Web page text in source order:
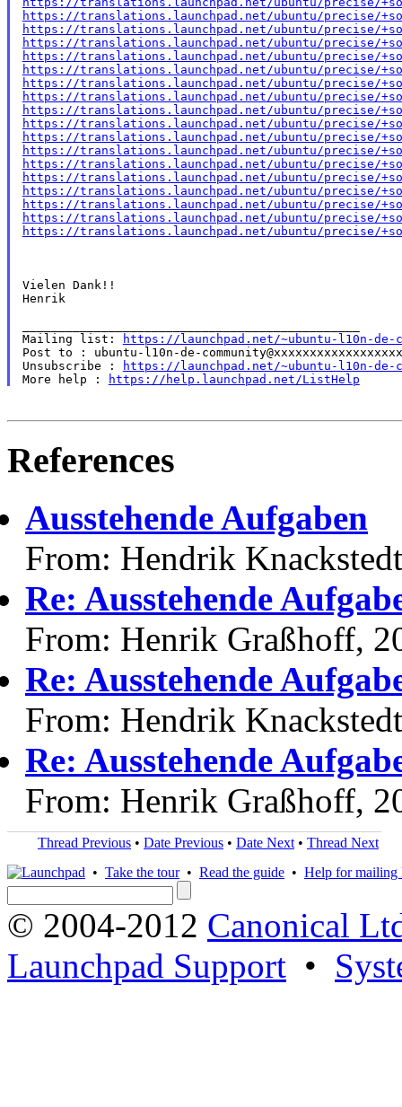
https://translations.launchpad.net/ubuntu/precise/
https://translations.launchpad.net/ubuntu/precise/
https://translations.launchpad.net/ubuntu/precise/
https://translations.launchpad.net/ubuntu/precise/
https://translations.launchpad.net/ubuntu/precise/
https://translations.launchpad.net/ubuntu/precise/
https://translations.launchpad.net/ubuntu/precise/
https://translations.launchpad.net/ubuntu/precise/
https://translations.launchpad.net/ubuntu/precise/
https://translations.launchpad.net/ubuntu/precise/
https://translations.launchpad.net/ubuntu/precise/
https://translations.launchpad.net/ubuntu/precise/
https://translations.launchpad.net/ubuntu/precise/
https://translations.launchpad.net/ubuntu/precise/
https://translations.launchpad.net/ubuntu/precise/
https://translations.launchpad.net/ubuntu/precise/
https://translations.launchpad.net/ubuntu/precise/
Vielen Dank!!
Henrik
Mailing list:
https://launchpad.net/~ubuntu-l10n-de-
Post to : ubuntu-l10n-de-
Unsubscribe :
https://launchpad.net/~ubuntu-l10n-de-
More help :
https://help.launchpad.net/ListHelp
References
Ausstehende Aufgaben
From: Hendrik
Re: Ausstehende
From: Henrik Graßhoff,
Re: Ausstehende
From: Hendrik
Re: Ausstehende
From: Henrik Graßhoff,
Thread Previous • Date Previous • Date Next • Thread Next
• Take the tour• Read the guide • Help for mailing
© 2004-2012 Canonical
Launchpad Support •